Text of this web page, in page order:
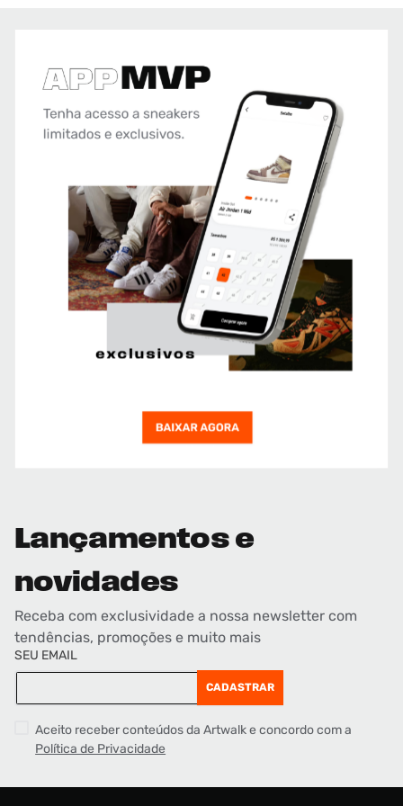
Lançamentos e
novidades
Receba com exclusividade a nossa newsletter com
tendências, promoções e muito mais
SEU EMAIL
CADASTRAR
Aceito receber conteúdos da Artwalk e concordo com a
Política de Privacidade